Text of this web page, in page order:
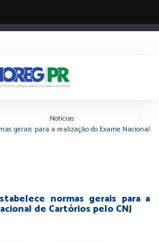
Notícias
gerais para a realização do Exame Nacional
normas gerais para a
de Cartórios pelo CNJ